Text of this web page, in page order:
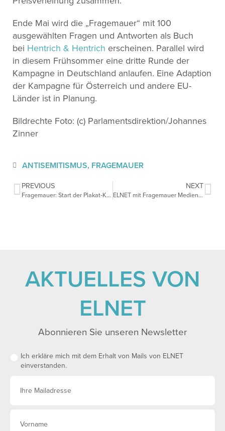
Ende Mai wird die „Fragemauer“ mit 100
ausgewählten Fragen und Antworten als Buch
bei Hentrich & Hentrich erscheinen. Parallel wird
in diesem Frühsommer eine dritte Runde der
Kampagne in Deutschland anlaufen. Eine Adaption
der Kampagne für Österreich und andere EU-
Länder ist in Planung.
Bildrechte Foto: (c) Parlamentsdirektion/Johannes
Zinner
ANTISEMITISMUS, FRAGEMAUER
PREVIOUS
Fragemauer: Start der Plakat-Kampagne in Thüringen
NEXT
ELNET mit Fragemauer Medienpartner des Internationalen Karlspreis zu Aachen
AKTUELLES VON
ELNET
Abonnieren Sie unseren Newsletter
Ich erkläre mich mit dem Erhalt von Mails von ELNET
einverstanden.